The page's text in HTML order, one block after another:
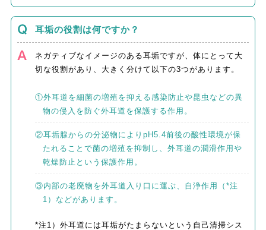
耳垢の役割は何ですか？
ネガティブなイメージのある耳垢ですが、体にとって大
切な役割があり、大きく分けて以下の3つがあります。
①外耳道を細菌の増殖を抑える感染防止や昆虫などの異
物の侵入を防ぐ外耳道を保護する作用。
②耳垢腺からの分泌物によりpH5.4前後の酸性環境が保
たれることで菌の増殖を抑制し、外耳道の潤滑作用や
乾燥防止という保護作用。
③内部の老廃物を外耳道入り口に運ぶ、自浄作用（*注
1）などがあります。
*注1）外耳道には耳垢がたまらないという自己清掃シス